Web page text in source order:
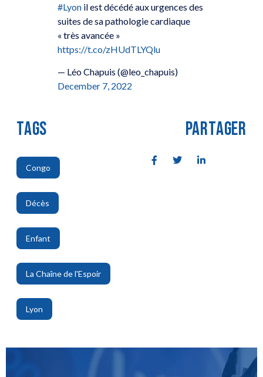
#Lyonil est décédé aux urgences des
suites de sa pathologie cardiaque
« très avancée »
https://t.co/zHUdTLYQlu
— Léo Chapuis (@leo_chapuis)
December 7, 2022
TAGS
Congo
,
Décès
,
Enfant
,
La Chaîne de l'Espoir
,
Lyon
PARTAGER